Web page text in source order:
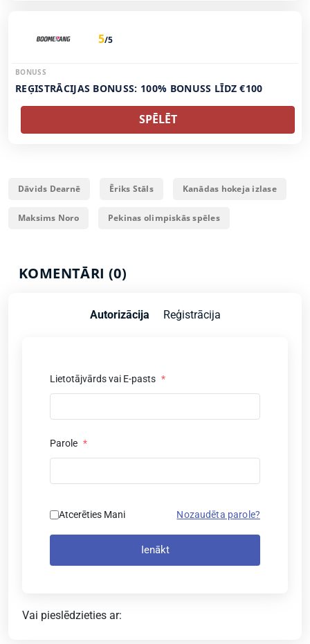
5/5
BONUSS
REĢISTRĀCIJAS BONUSS: 100% BONUSS LĪDZ €100
SPĒLĒT
Dāvids Dearnē Ēriks Stāls Kanādas hokeja izlase
Maksims Noro Pekinas olimpiskās spēles
KOMENTĀRI (0)
Autorizācija Reģistrācija
Lietotājvārds vai E-pasts *
Parole *
Atcerēties Mani Nozaudēta parole?
Ienākt
Vai pieslēdzieties ar: